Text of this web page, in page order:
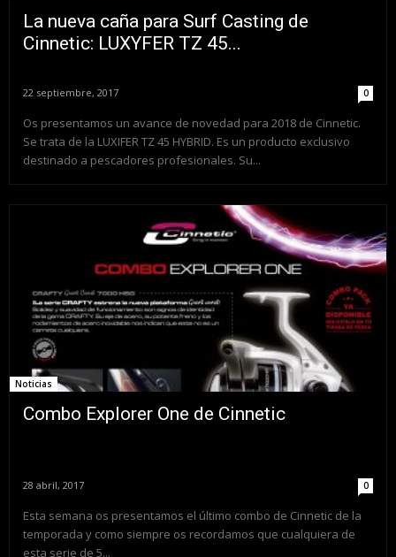
La nueva caña para Surf Casting de
Cinnetic: LUXYFER TZ 45...
22 septiembre, 2017 0
Os presentamos un avance de novedad para 2018 de Cinnetic.
Se trata de la LUXIFER TZ 45 HYBRID. Es un producto exclusivo
destinado a pescadores profesionales. Su...
Noticias
Combo Explorer One de Cinnetic
28 abril, 2017 0
Esta semana os presentamos el último combo de Cinnetic de la
temporada y como siempre os recordamos que cualquiera de
esta serie de 5...